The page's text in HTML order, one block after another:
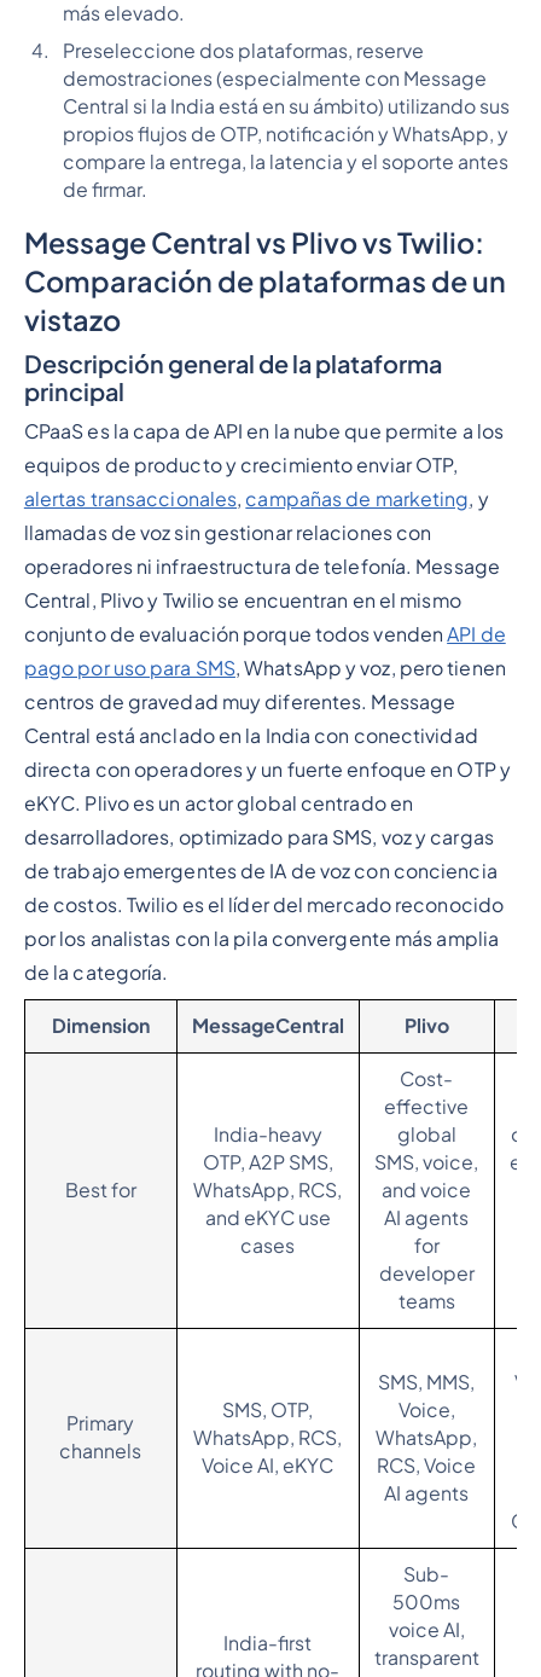
más elevado.
Preseleccione dos plataformas, reserve
demostraciones (especialmente con Message
Central si la India está en su ámbito) utilizando sus
propios flujos de OTP, notificación y WhatsApp, y
compare la entrega, la latencia y el soporte antes
de firmar.
Message Central vs Plivo vs Twilio:
Comparación de plataformas de un
vistazo
Descripción general de la plataforma
principal
CPaaS es la capa de API en la nube que permite a los
equipos de producto y crecimiento enviar OTP,
alertas transaccionales, campañas de marketing, y
llamadas de voz sin gestionar relaciones con
operadores ni infraestructura de telefonía. Message
Central, Plivo y Twilio se encuentran en el mismo
conjunto de evaluación porque todos vendenAPI de
pago por uso para SMS, WhatsApp y voz, pero tienen
centros de gravedad muy diferentes. Message
Central está anclado en la India con conectividad
directa con operadores y un fuerte enfoque en OTP y
eKYC. Plivo es un actor global centrado en
desarrolladores, optimizado para SMS, voz y cargas
de trabajo emergentes de IA de voz con conciencia
de costos. Twilio es el líder del mercado reconocido
por los analistas con la pila convergente más amplia
de la categoría.
Dimension MessageCentral Plivo
Best for
India-heavy
OTP, A2P SMS,
WhatsApp, RCS,
and eKYC use
cases
Cost-
effective
global
SMS, voice,
and voice
AI agents
for
developer
teams
Primary
channels
SMS, OTP,
WhatsApp, RCS,
Voice AI, eKYC
SMS, MMS,
Voice,
WhatsApp,
RCS, Voice
AI agents
India-first
routing with no-
Sub-
500ms
voice AI,
transparent